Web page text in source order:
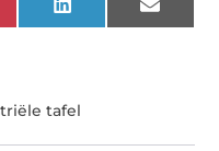
LinkedIn Email
tafel